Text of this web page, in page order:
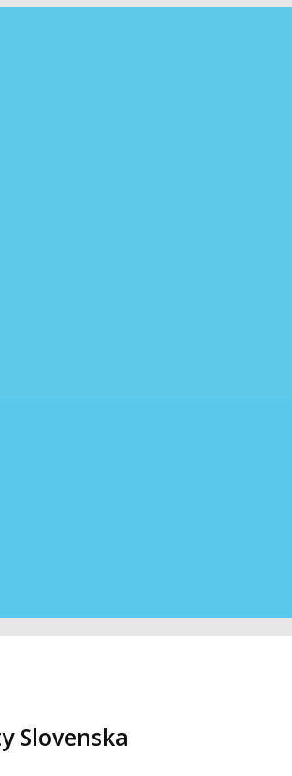
Slovenska